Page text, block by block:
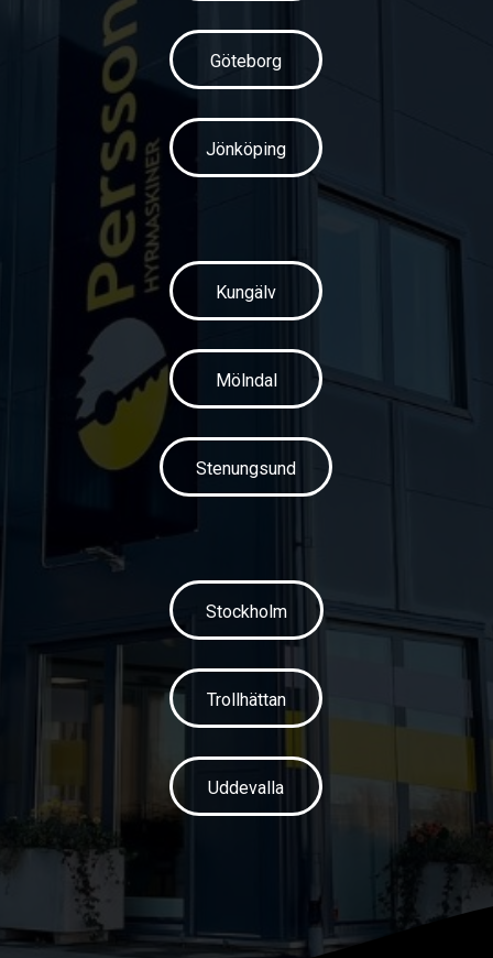
Göteborg
Jönköping
Kungälv
Mölndal
Stenungsund
Stockholm
Trollhättan
Uddevalla